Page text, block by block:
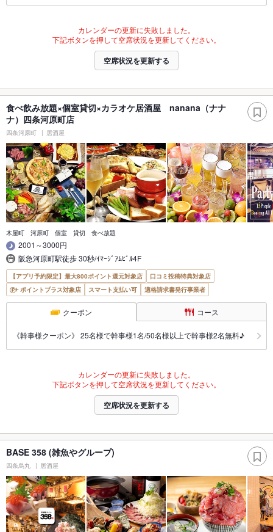
カレンダーの更新に失敗しました。
下記ボタンを押して空席状況を更新してください。
空席状況を更新する
食べ飲み放題×個室貸切×カラオケ居酒屋 nanana（ナナ
ナ）四条河原町店
四条河原町 居酒屋
木屋町 河原町 個室 貸切 食べ放題
2001～3000円
阪急河原町駅徒歩 30秒/ｲﾏｰｼﾞｱﾑﾋﾞﾙ4F
【アプリ予約限定】最大800ポイント還元対象店
口コミ投稿特典対象店
ポイントプラス対象店
スマート支払い可 適格請求書発行事業者
クーポン コース
《幹事様クーポン》 25名様で幹事様1名/50名様以上で幹事様2名無料♪
カレンダーの更新に失敗しました。
下記ボタンを押して空席状況を更新してください。
空席状況を更新する
BASE 358 (雑魚やグループ)
四条烏丸 居酒屋